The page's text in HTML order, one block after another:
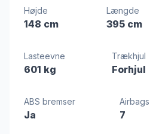
Højde
148 cm
Længde
395 cm
Lasteevne
601 kg
Trækhjul
Forhjul
ABS bremser
Ja
Airbags
7